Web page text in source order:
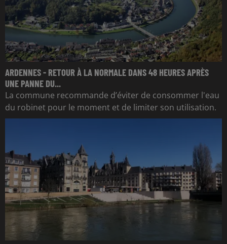
ARDENNES - RETOUR À LA NORMALE DANS 48 HEURES APRÈS
UNE PANNE DU...
La commune recommande d’éviter de consommer l'eau
du robinet pour le moment et de limiter son utilisation.